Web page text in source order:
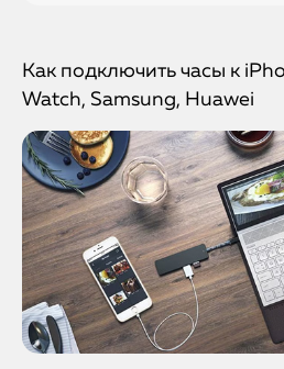
Как подключить часы к
Watch, Samsung, Huawei